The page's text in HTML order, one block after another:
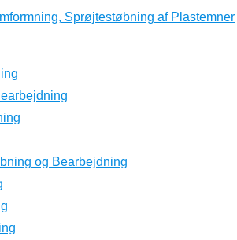
og Bearbejdning